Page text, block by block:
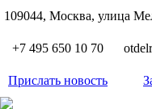
109044, Москва, улица
+7 495 650 10 70
Прислать новость